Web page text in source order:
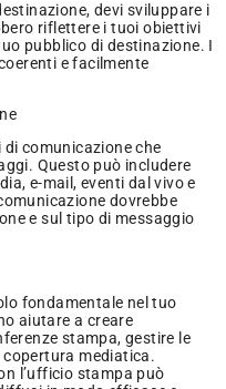
devi sviluppare i
riflettere i tuoi obiettivi
pubblico di destinazione. I
e facilmente
comunicazione che
Questo può includere
e-mail, eventi dal vivo e
dovrebbe
e sul tipo di messaggio
fondamentale nel tuo
aiutare a creare
stampa, gestire le
copertura mediatica.
l’ufficio stampa può